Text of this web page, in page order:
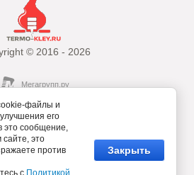
© 2016 - 2026
обработки персональных
файлы и
его
это сообщение,
это
против
с Политикой
Закрыть